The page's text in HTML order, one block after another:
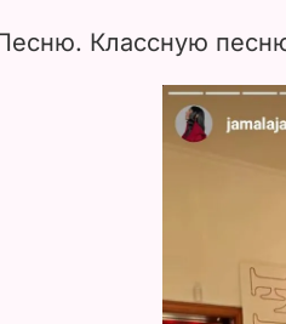
Классную